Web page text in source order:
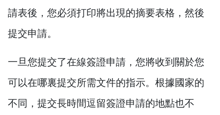
請表後，您必須打印將出現的摘要表格，然後
提交申請。
一旦您提交了在線簽證申請，您將收到關於您
可以在哪裏提交所需文件的指示。根據國家的
不同，提交長時間逗留簽證申請的地點也不